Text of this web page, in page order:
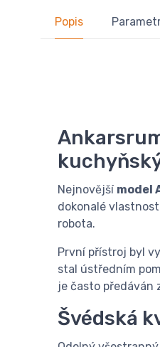
Popis
Nejnovější model
dokonalé
robota.
První přístroj byl
stal ústředním
je často předáván
Švédská